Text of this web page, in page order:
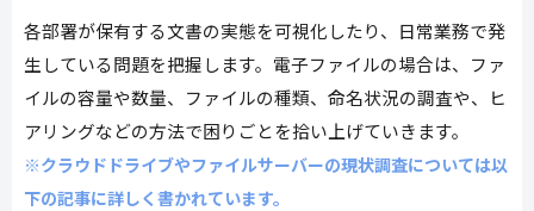
各部署が保有する文書の実態を可視化したり、日常業務で発
生している問題を把握します。電子ファイルの場合は、ファ
イルの容量や数量、ファイルの種類、命名状況の調査や、ヒ
アリングなどの方法で困りごとを拾い上げていきます。
※クラウドドライブやファイルサーバーの現状調査については以
下の記事に詳しく書かれています。